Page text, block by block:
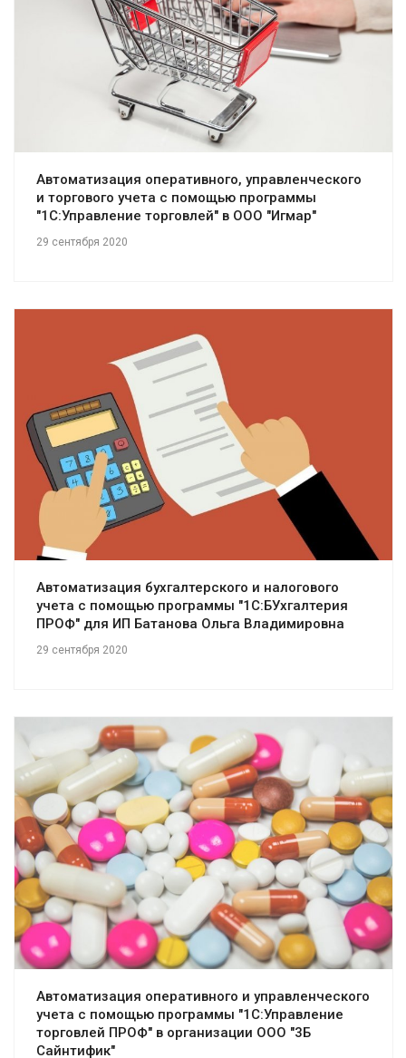
Смотреть проект
Автоматизация оперативного, управленческого
и торгового учета с помощью программы
"1С:Управление торговлей" в ООО "Игмар"
29 сентября 2020
Смотреть проект
Автоматизация бухгалтерского и налогового
учета с помощью программы "1С:БУхгалтерия
ПРОФ" для ИП Батанова Ольга Владимировна
29 сентября 2020
Смотреть проект
Автоматизация оперативного и управленческого
учета с помощью программы "1С:Управление
торговлей ПРОФ" в организации ООО "3Б
Сайнтифик"